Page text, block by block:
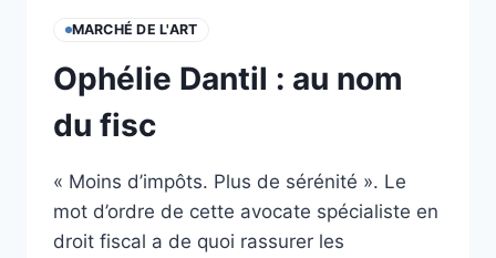
MARCHÉ DE L'ART
Ophélie Dantil : au nom
du fisc
« Moins d’impôts. Plus de sérénité ». Le
mot d’ordre de cette avocate spécialiste en
droit fiscal a de quoi rassurer les